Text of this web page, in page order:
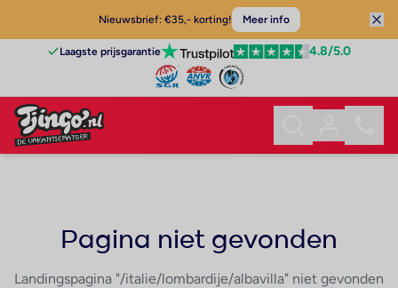
Nieuwsbrief: €35,- korting! Meer info
Laagste prijsgarantie 4.8/5.0
Pagina niet gevonden
Landingspagina "/italie/lombardije/albavilla" niet gevonden